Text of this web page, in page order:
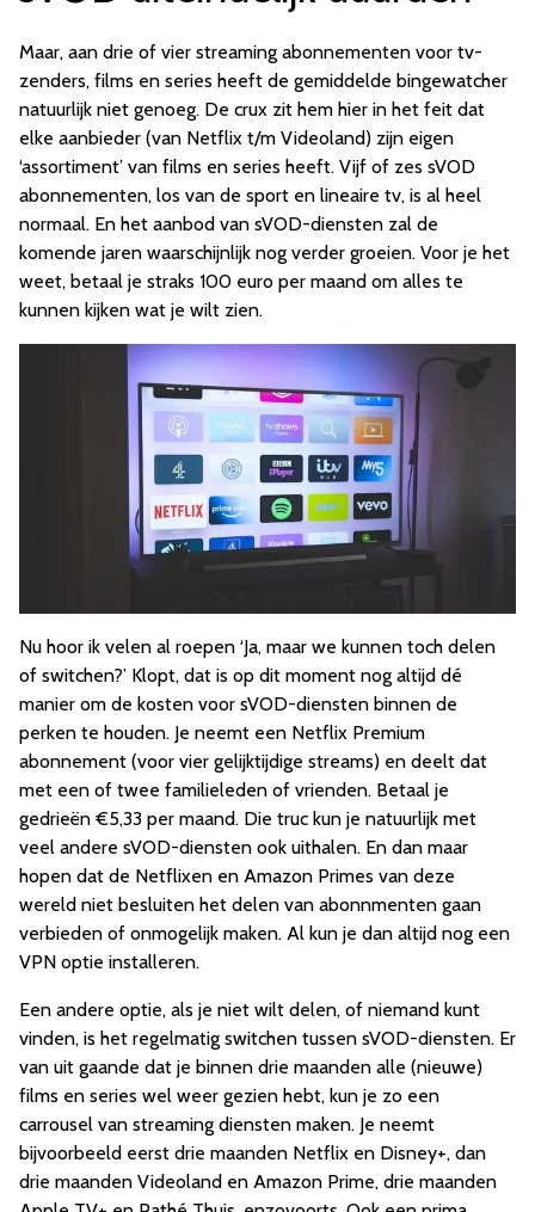
Maar, aan drie of vier streaming abonnementen voor tv-
zenders, films en series heeft de gemiddelde bingewatcher
natuurlijk niet genoeg. De crux zit hem hier in het feit dat
elke aanbieder (van Netflix t/m Videoland) zijn eigen
‘assortiment’ van films en series heeft. Vijf of zes sVOD
abonnementen, los van de sport en lineaire tv, is al heel
normaal. En het aanbod van sVOD-diensten zal de
komende jaren waarschijnlijk nog verder groeien. Voor je het
weet, betaal je straks 100 euro per maand om alles te
kunnen kijken wat je wilt zien.
Nu hoor ik velen al roepen ‘Ja, maar we kunnen toch delen
of switchen?’ Klopt, dat is op dit moment nog altijd dé
manier om de kosten voor sVOD-diensten binnen de
perken te houden. Je neemt een Netflix Premium
abonnement (voor vier gelijktijdige streams) en deelt dat
met een of twee familieleden of vrienden. Betaal je
gedrieën €5,33 per maand. Die truc kun je natuurlijk met
veel andere sVOD-diensten ook uithalen. En dan maar
hopen dat de Netflixen en Amazon Primes van deze
wereld niet besluiten het delen van abonnmenten gaan
verbieden of onmogelijk maken. Al kun je dan altijd nog een
VPN optie installeren.
Een andere optie, als je niet wilt delen, of niemand kunt
vinden, is het regelmatig switchen tussen sVOD-diensten. Er
van uit gaande dat je binnen drie maanden alle (nieuwe)
films en series wel weer gezien hebt, kun je zo een
carrousel van streaming diensten maken. Je neemt
bijvoorbeeld eerst drie maanden Netflix en Disney+, dan
drie maanden Videoland en Amazon Prime, drie maanden